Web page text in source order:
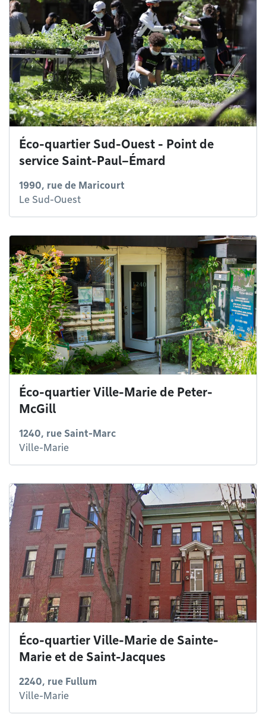
Éco-quartier Sud-Ouest - Point de
service Saint-Paul–Émard
1990, rue de Maricourt
Le Sud-Ouest
Éco-quartier Ville-Marie de Peter-
McGill
1240, rue Saint-Marc
Ville-Marie
Éco-quartier Ville-Marie de Sainte-
Marie et de Saint-Jacques
2240, rue Fullum
Ville-Marie